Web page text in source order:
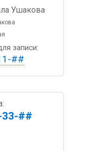
Ушакова
записи:
##
33-##